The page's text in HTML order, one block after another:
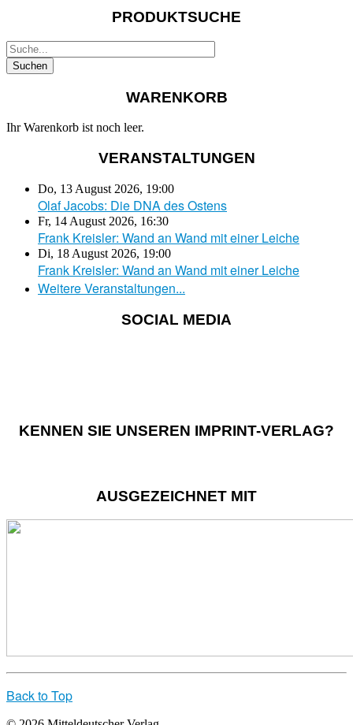
PRODUKTSUCHE
WARENKORB
Ihr Warenkorb ist noch leer.
VERANSTALTUNGEN
Do, 13 August 2026, 19:00
Olaf Jacobs: Die DNA des Ostens
Fr, 14 August 2026, 16:30
Frank Kreisler: Wand an Wand mit einer Leiche
Di, 18 August 2026, 19:00
Frank Kreisler: Wand an Wand mit einer Leiche
Weitere Veranstaltungen...
SOCIAL MEDIA
KENNEN SIE UNSEREN IMPRINT-VERLAG?
AUSGEZEICHNET MIT
Back to Top